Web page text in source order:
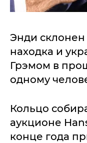
Энди склонен
находка и
Грэмом в
одному
Кольцо
аукционе
конце года